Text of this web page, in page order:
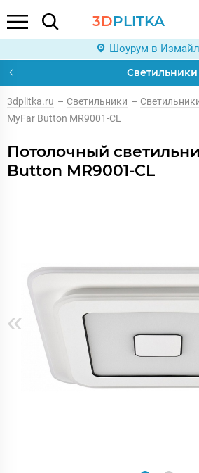
3DPLITKA
Шоурум в
Светильники
3dplitka.ru – Светильники –
MyFar Button MR9001-CL
Потолочный
Button MR9001-CL
«